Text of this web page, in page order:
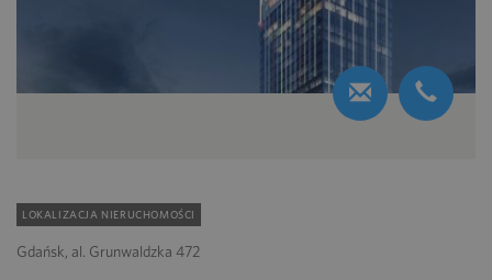
LOKALIZACJA NIERUCHOMOŚCI
Gdańsk, al. Grunwaldzka 472